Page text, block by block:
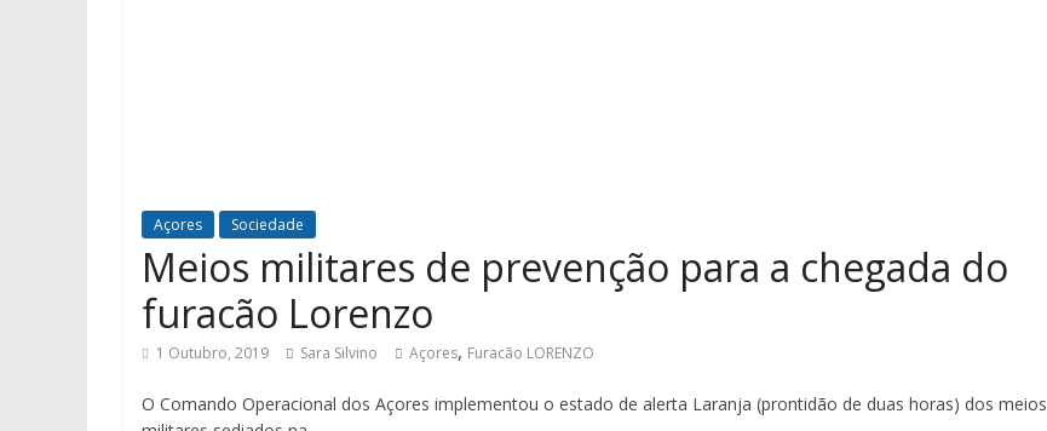
Açores Sociedade
Meios militares de prevenção para a chegada do
furacão Lorenzo
1 Outubro, 2019 Sara Silvino Açores, Furacão LORENZO
O Comando Operacional dos Açores implementou o estado de alerta Laranja (prontidão de duas horas) dos meios